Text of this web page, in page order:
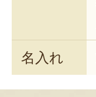
名入れ